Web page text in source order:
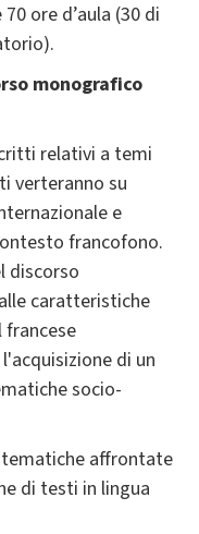
ore d’aula (30 di
monografico
relativi a temi
verteranno su
e
francofono.
discorso
caratteristiche
di un
socio-
tematiche affrontate
di testi in lingua